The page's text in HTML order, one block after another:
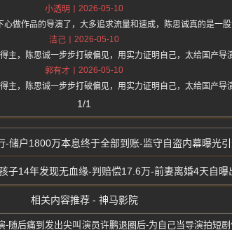
小透明
2026-05-10
做作品的导演了，大多追求流量和速成，陈思诚真的是一股
洁己
2026-05-10
主，陈思诚一步步打破偏见，用实力证明自己，太给国产导
郭有才
2026-05-10
主，陈思诚一步步打破偏见，用实力证明自己，太给国产导
1/1
-储户1800万本息终于全部到账-监守自盗内幕曝光
子14年发现无血缘-判赔偿17.6万-前妻离婚4天自曝
相关内容推荐 - 神马影院
-随后痛到发出尖叫 演员许鹏退圈后-为自己当导演拍短